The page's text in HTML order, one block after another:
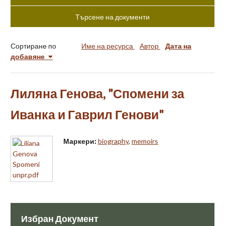
Търсене на документи
Сортиране по Име на ресурса Автор
Дата на
добавяне
Лиляна Генова, "Спомени за
Иванка и Гаврил Генови"
Маркери:biography, memoirs
Избран Документ